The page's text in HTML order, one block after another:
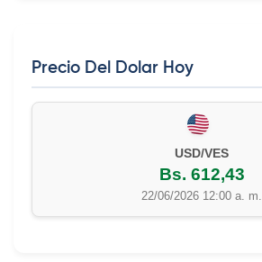
Precio Del Dolar Hoy
USD/VES
Bs. 612,43
22/06/2026 12:00 a. m.